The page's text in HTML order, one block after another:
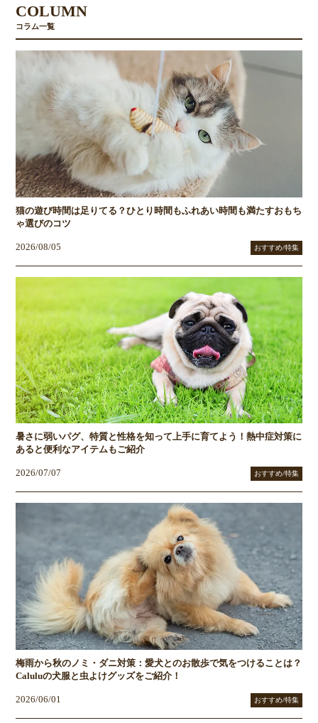
COLUMN
コラム一覧
猫の遊び時間は足りてる？ひとり時間もふれあい時間も満たすおもち
ゃ選びのコツ
2026/08/05 おすすめ/特集
暑さに弱いパグ、特質と性格を知って上手に育てよう！熱中症対策に
あると便利なアイテムもご紹介
2026/07/07 おすすめ/特集
梅雨から秋のノミ・ダニ対策：愛犬とのお散歩で気をつけることは？
Caluluの犬服と虫よけグッズをご紹介！
2026/06/01 おすすめ/特集